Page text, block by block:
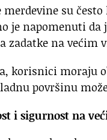
su
je napomenuti da
zadatke na većim
korisnici moraju
površinu
i sigurnost na